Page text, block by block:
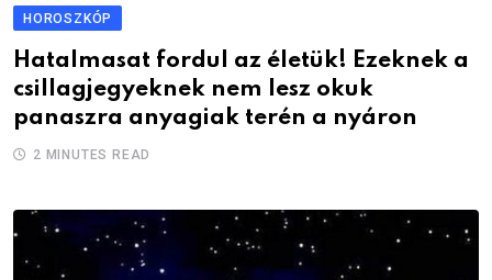
HOROSZKÓP
Hatalmasat fordul az életük! Ezeknek a
csillagjegyeknek nem lesz okuk
panaszra anyagiak terén a nyáron
2 MINUTES READ